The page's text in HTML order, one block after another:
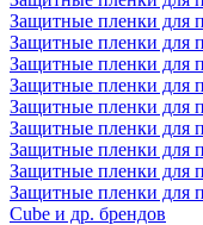
Защитные пленки для
Защитные пленки для
Защитные пленки для
Защитные пленки для
Защитные пленки для
Защитные пленки для
Защитные пленки для
Защитные пленки для
Защитные пленки для
Cube и др. брендов